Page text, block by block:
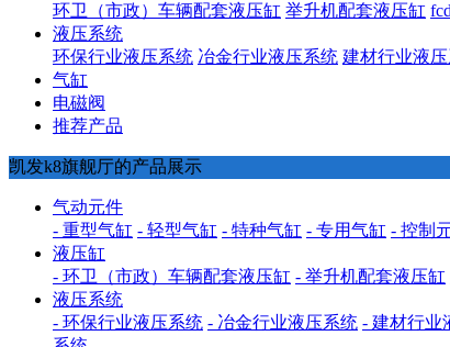
环卫（市政）车辆配套液压缸 举升机配套液压缸
液压系统
环保行业液压系统 冶金行业液压系统 建材行业液
气缸
电磁阀
推荐产品
凯发k8旗舰厅的产品展示
气动元件
- 重型气缸 - 轻型气缸 - 特种气缸 - 专用气缸 - 控制
液压缸
- 环卫（市政）车辆配套液压缸 - 举升机配套液压缸
液压系统
- 环保行业液压系统 - 冶金行业液压系统 - 建材行业